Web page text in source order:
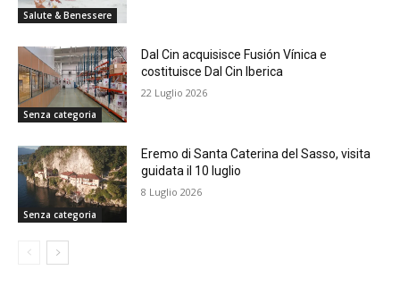
Salute & Benessere
Senza categoria
Dal Cin acquisisce Fusión Vínica e
costituisce Dal Cin Iberica
22 Luglio 2026
Senza categoria
Eremo di Santa Caterina del Sasso, visita
guidata il 10 luglio
8 Luglio 2026